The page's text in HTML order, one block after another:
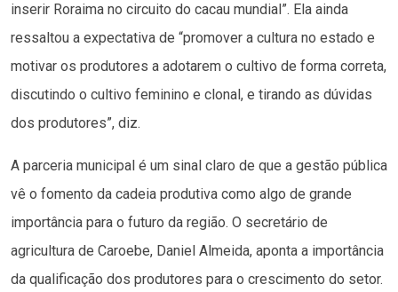
inserir Roraima no circuito do cacau mundial”. Ela ainda
ressaltou a expectativa de “promover a cultura no estado e
motivar os produtores a adotarem o cultivo de forma correta,
discutindo o cultivo feminino e clonal, e tirando as dúvidas
dos produtores”, diz.
A parceria municipal é um sinal claro de que a gestão pública
vê o fomento da cadeia produtiva como algo de grande
importância para o futuro da região. O secretário de
agricultura de Caroebe, Daniel Almeida, aponta a importância
da qualificação dos produtores para o crescimento do setor.